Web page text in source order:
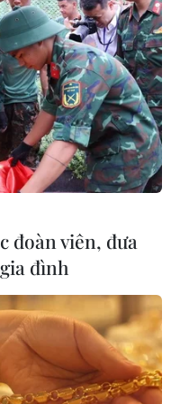
đoàn viên, đưa
đình